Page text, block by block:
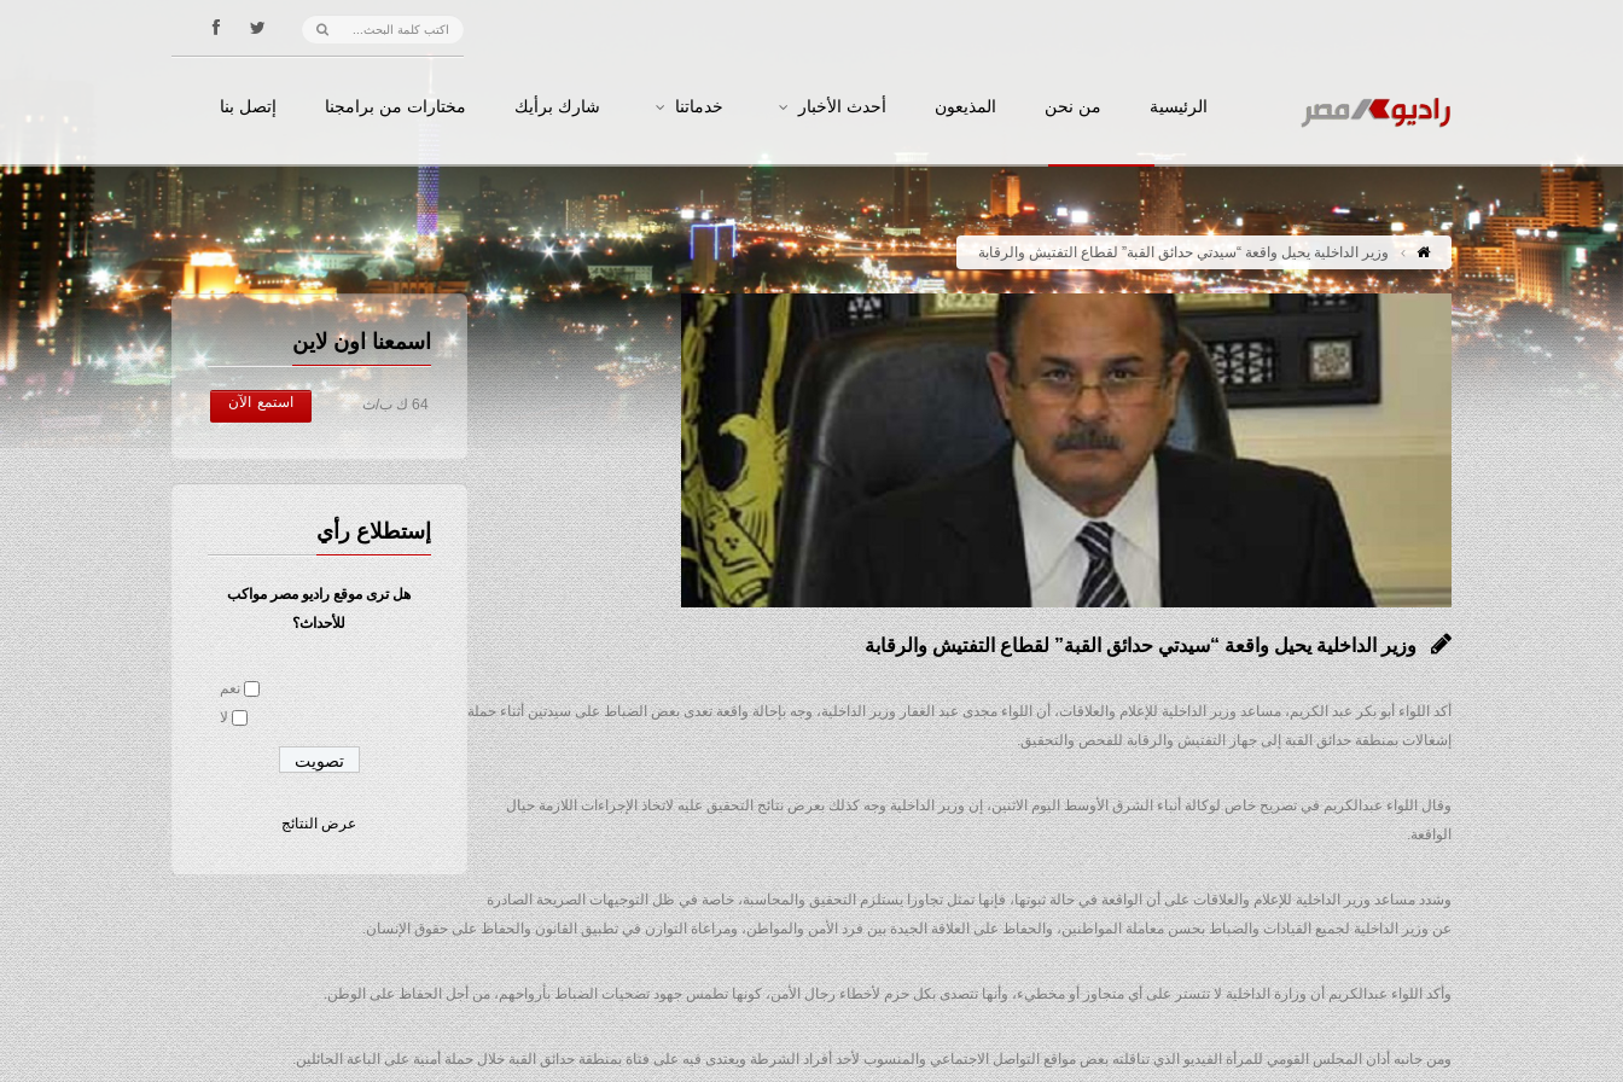
الرئيسية من نحن المذيعون أحدث الأخبار خدماتنا شارك برأيك مختارات من برامجنا إتصل بنا
وزير الداخلية يحيل واقعة “سيدتي حدائق القبة” لقطاع التفتيش والرقابة
اسمعنا اون لاين
64 ك ب/ث استمع الآن
إستطلاع رأي
هل ترى موقع راديو مصر مواكب
للأحداث؟
نعم
لا
عرض النتائج
وزير الداخلية يحيل واقعة “سيدتي حدائق القبة” لقطاع التفتيش والرقابة
أكد اللواء أبو بكر عبد الكريم، مساعد وزير الداخلية للإعلام والعلاقات، أن اللواء مجدى عبد الغفار وزير الداخلية، وجه بإحالة واقعة تعدى بعض الضباط على سيدتين أثناء حملة
إشغالات بمنطقة حدائق القبة إلى جهاز التفتيش والرقابة للفحص والتحقيق.
وقال اللواء عبدالكريم في تصريح خاص لوكالة أنباء الشرق الأوسط اليوم الاثنين، إن وزير الداخلية وجه كذلك بعرض نتائج التحقيق عليه لاتخاذ الإجراءات اللازمة حيال
الواقعة.
وشدد مساعد وزير الداخلية للإعلام والعلاقات على أن الواقعة في حالة ثبوتها، فإنها تمثل تجاوزا يستلزم التحقيق والمحاسبة، خاصة في ظل التوجيهات الصريحة الصادرة
عن وزير الداخلية لجميع القيادات والضباط بحسن معاملة المواطنين، والحفاظ على العلاقة الجيدة بين فرد الأمن والمواطن، ومراعاة التوازن في تطبيق القانون والحفاظ على حقوق الإنسان.
وأكد اللواء عبدالكريم أن وزارة الداخلية لا تتستر على أي متجاوز أو مخطيء، وأنها تتصدى بكل حزم لأخطاء رجال الأمن، كونها تطمس جهود تضحيات الضباط بأرواحهم، من أجل الحفاظ على الوطن.
ومن جانبه أدان المجلس القومي للمرأة الفيديو الذي تناقلته بعض مواقع التواصل الاجتماعي والمنسوب لأحد أفراد الشرطة ويعتدى فيه على فتاة بمنطقة حدائق القبة خلال حملة أمنية على الباعة الجائلين.